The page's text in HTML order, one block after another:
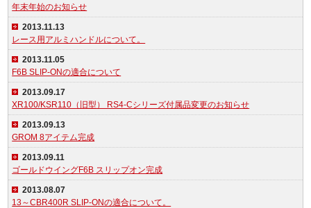
年末年始のお知らせ
2013.11.13
レース用アルミハンドルについて。
2013.11.05
F6B SLIP-ONの適合について
2013.09.17
XR100/KSR110（旧型） RS4-Cシリーズ付属品変更のお知らせ
2013.09.13
GROM 8アイテム完成
2013.09.11
ゴールドウイングF6B スリップオン完成
2013.08.07
13～CBR400R SLIP-ONの適合について。